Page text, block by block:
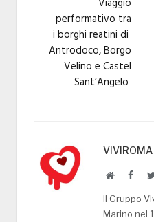
Viaggio
performativo tra
i borghi reatini di
Antrodoco, Borgo
Velino e Castel
Sant’Angelo
VIVIROMA
Website
Il Gruppo
Marino nel